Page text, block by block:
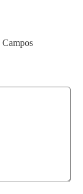
Campos